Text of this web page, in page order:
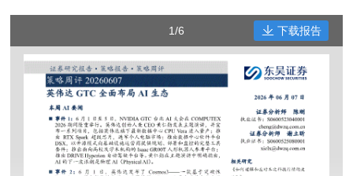
1/6 下载报告